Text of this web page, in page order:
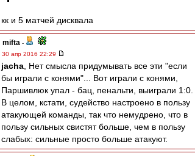
кк и 5 матчей дисквала
mifta -
30 апр 2016 22:29
jacha , Нет смысла придумывать все эти "если
бы играли с конями"... Вот играли с конями,
Паршивлюк упал - бац, пенальти, выиграли 1:0.
В целом, кстати, судейство настроено в пользу
атакующей команды, так что немудрено, что в
пользу сильных свистят больше, чем в пользу
слабых: сильные просто больше атакуют.